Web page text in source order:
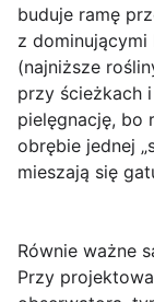
buduje ramę
z dominującymi
(najniższe
przy ścieżkach
pielęgnację, bo
obrębie jednej
mieszają się
Równie ważne
Przy